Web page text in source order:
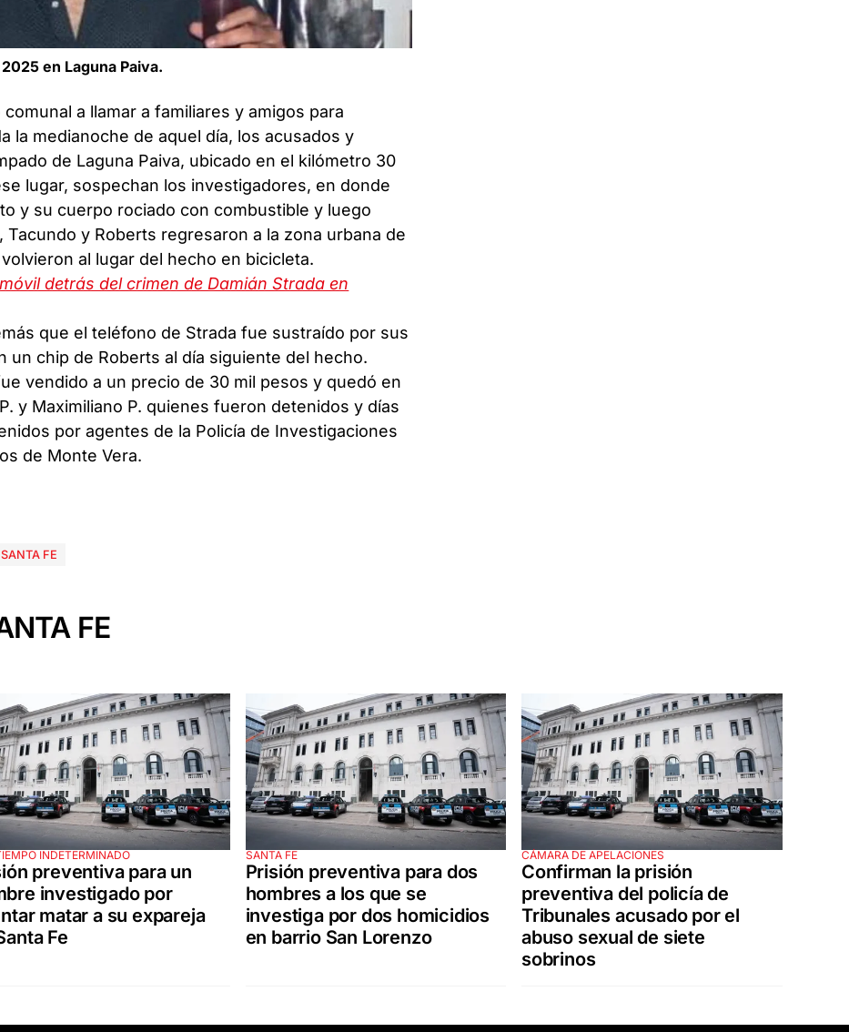
en Laguna Paiva.
a llamar a familiares y amigos para
la medianoche de aquel día, los acusados y
de Laguna Paiva, ubicado en el kilómetro 30
lugar, sospechan los investigadores, en donde
y su cuerpo rociado con combustible y luego
y Roberts regresaron a la zona urbana de
al lugar del hecho en bicicleta.
detrás del crimen de Damián Strada en
que el teléfono de Strada fue sustraído por sus
un chip de Roberts al día siguiente del hecho.
vendido a un precio de 30 mil pesos y quedó en
y Maximiliano P. quienes fueron detenidos y días
por agentes de la Policía de Investigaciones
de Monte Vera.
SANTA FE
FE
INDETERMINADO
preventiva para un
investigado por
matar a su expareja
Fe
SANTA FE
Prisión preventiva para dos
hombres a los que se
investiga por dos homicidios
en barrio San Lorenzo
CÁMARA DE APELACIONES
Confirman la prisión
preventiva del policía de
Tribunales acusado por el
abuso sexual de siete
sobrinos